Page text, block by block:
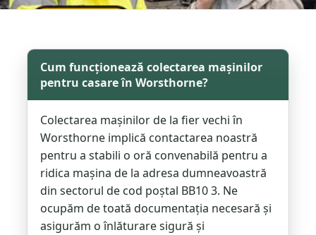
Cum funcționează colectarea mașinilor
pentru casare în Worsthorne?
Colectarea mașinilor de la fier vechi în
Worsthorne implică contactarea noastră
pentru a stabili o oră convenabilă pentru a
ridica mașina de la adresa dumneavoastră
din sectorul de cod poștal BB10 3. Ne
ocupăm de toată documentația necesară și
asigurăm o înlăturare sigură și